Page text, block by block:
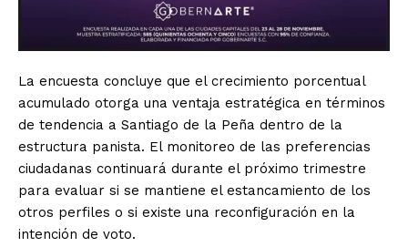
SUSCRIBIRSE
Estados
Aguascalientes Baja California
Baja California Sur Campeche
Chiapas
Chihuahua
Ciudad de México Coahuila
Colima
Estado de México
La encuesta concluye que el crecimiento porcentual
acumulado otorga una ventaja estratégica en términos
de tendencia a Santiago de la Peña dentro de la
estructura panista. El monitoreo de las preferencias
ciudadanas continuará durante el próximo trimestre
para evaluar si se mantiene el estancamiento de los
otros perfiles o si existe una reconfiguración en la
intención de voto.